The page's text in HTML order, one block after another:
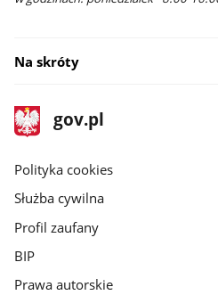
Na skróty
stopka
gov.pl
Strona
gov.pl
gov.pl
Polityka cookies
Służba cywilna
Profil zaufany
BIP
Prawa autorskie